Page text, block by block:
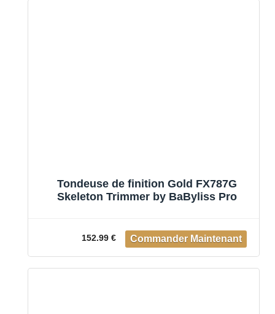
Tondeuse de finition Gold FX787G
Skeleton Trimmer by BaByliss Pro
152.99 €